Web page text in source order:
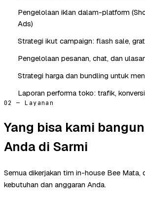
Pengelolaan iklan dalam-platform
Ads)
Strategi ikut campaign: flash sale,
Pengelolaan pesanan, chat, dan
Strategi harga dan bundling untuk
Laporan performa toko: trafik,
02 — Layanan
Yang bisa kami
Anda di Sarmi
Semua dikerjakan tim in-house Bee Mata,
kebutuhan dan anggaran Anda.